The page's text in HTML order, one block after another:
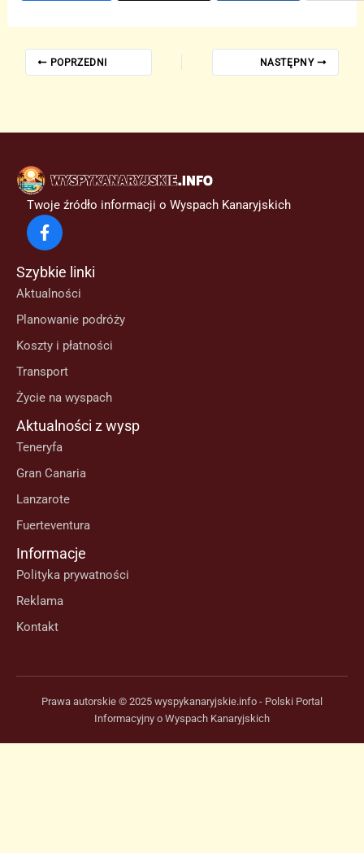
POPRZEDNI NASTĘPNY
Twoje źródło informacji o Wyspach Kanaryjskich
Szybkie linki
Aktualności
Planowanie podróży
Koszty i płatności
Transport
Życie na wyspach
Aktualności z wysp
Teneryfa
Gran Canaria
Lanzarote
Fuerteventura
Informacje
Polityka prywatności
Reklama
Kontakt
Prawa autorskie © 2025 wyspykanaryjskie.info - Polski Portal
Informacyjny o Wyspach Kanaryjskich